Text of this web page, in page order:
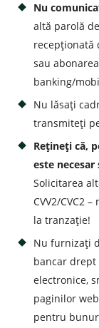
Nu
altă parolă
recepționată
sau
banking/
Nu lăsați
transmiteți
Rețineți că,
este
Solicitarea
CVV2/CVC2
la tranzație!
Nu furnizați
bancar
electronice,
paginilor
pentru